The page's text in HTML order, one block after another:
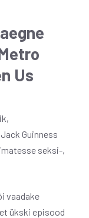
Us
Guinness
seksi-,
vaadake
ükski episood